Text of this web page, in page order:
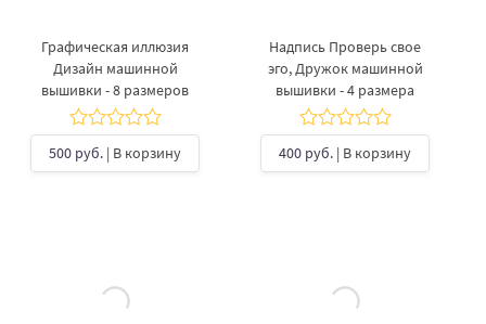
Графическая иллюзия
Дизайн машинной
вышивки - 8 размеров
500 руб. | В корзину
Надпись Проверь свое
эго, Дружок машинной
вышивки - 4 размера
400 руб. | В корзину